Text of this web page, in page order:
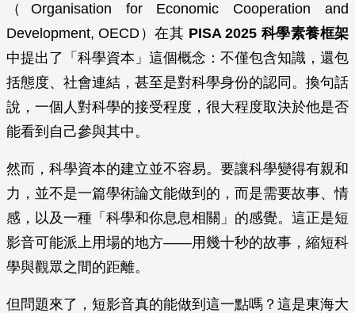
（Organisation for Economic Cooperation and
Development, OECD）在其 PISA 2025 科學素養框架
中提出了「科學資本」這個概念：不僅包含知識，還包
括態度、社會連結，甚至是對科學身份的認同。換句話
說，一個人對科學的接受程度，很大程度取決於他是否
能看到自己參與其中。
然而，科學資本的建立並不容易。要讓科學變得有親和
力，並不是一篇學術論文能做到的，而是需要故事、情
感，以及一種「科學和你息息相關」的感覺。這正是短
影音可能派上用場的地方——用幾十秒的故事，縮短科
學與觀眾之間的距離。
但問題來了，短影音真的能做到這一點嗎？這是東海大